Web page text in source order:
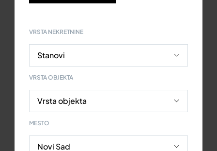
VRSTA NEKRETNINE
VRSTA OBJEKTA
MESTO